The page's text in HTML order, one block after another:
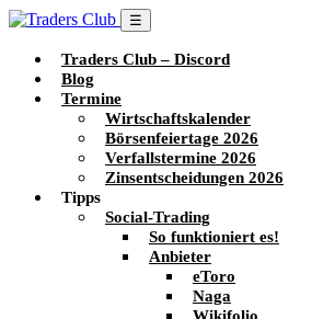
☰
Traders Club – Discord
Blog
Termine
Wirtschaftskalender
Börsenfeiertage 2026
Verfallstermine 2026
Zinsentscheidungen 2026
Tipps
Social-Trading
So funktioniert es!
Anbieter
eToro
Naga
Wikifolio